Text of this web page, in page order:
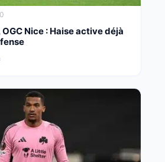
Nice : Haise active déjà